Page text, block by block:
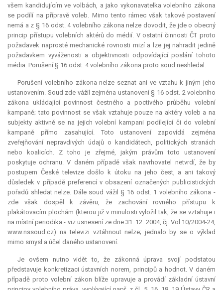
všem kandidujícím ve volbách, a jako vykonavatelka volebního zákona
se podílí na přípravě voleb. Mimo tento rámec však takové postavení
nemá a z § 16 odst. 4 volebního zákona nelze dovodit, že jde o obecný
princip přístupu volebních aktérů do médií. V ostatní činnosti ČT proto
požadavek naprosté mechanické rovnosti mizí a lze jej nahradit jedině
požadavkem vyváženosti a objektivnosti odpovídající poslání tohoto
média. Porušení § 16 odst. 4 volebního zákona proto soud neshledal.
Porušení volebního zákona nelze seznat ani ve vztahu k jiným jeho
ustanovením. Soud zde vážil zejména ustanovení § 16 odst. 2 volebního
zákona ukládající povinnost čestného a poctivého průběhu volební
kampaně; tato povinnost se však vztahuje pouze na aktéry voleb a na
subjekty aktivně se na jejich volební kampani podílející či do volební
kampaně přímo zasahující. Toto ustanovení zapovídá zejména
zveřejňování nepravdivých údajů o kandidátech, politických stranách
nebo koalicích. Z toho je zřejmé, jakým právům toto ustanovení
poskytuje ochranu. V daném případě však navrhovatel netvrdí, že by
postupem České televize došlo k útoku na jeho čest, a ani takový
důsledek v případě preferencí v obsazení označených publicistických
pořadů shledat nelze. Dále soud vážil § 16 odst. 1 volebního zákona -
zde však dospěl k závěru, že zachování rovného přístupu k
plakátovacím plochám (kterou již v minulosti vyložil tak, že se vztahuje i
na místní periodika - viz usnesení ze dne 31. 12. 2004, čj. Vol 10/2004-24,
www.nssoud.cz) na televizi vztáhnout nelze; jednalo by se o výklad
mimo smysl a účel daného ustanovení.
Je ovšem nutno vidět to, že zákonná úprava svojí podstatou
představuje konkretizaci ústavních norem, principů a hodnot. V daném
případě proto volební zákon blíže upravuje a provádí základní ústavní